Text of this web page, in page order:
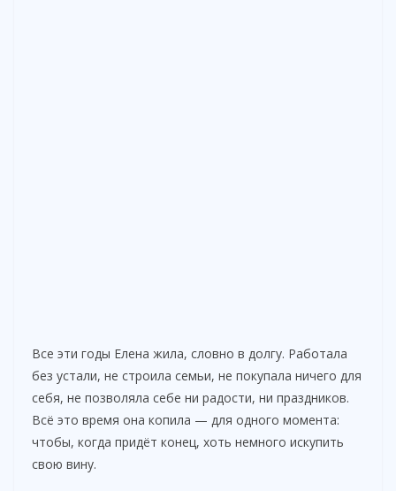
Все эти годы Елена жила, словно в долгу. Работала
без устали, не строила семьи, не покупала ничего для
себя, не позволяла себе ни радости, ни праздников.
Всё это время она копила — для одного момента:
чтобы, когда придёт конец, хоть немного искупить
свою вину.